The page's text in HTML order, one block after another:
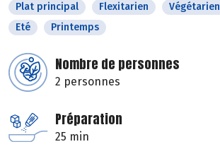
Plat principal Flexitarien Végétarien
Eté
Printemps
Nombre de personnes
2 personnes
Préparation
25 min